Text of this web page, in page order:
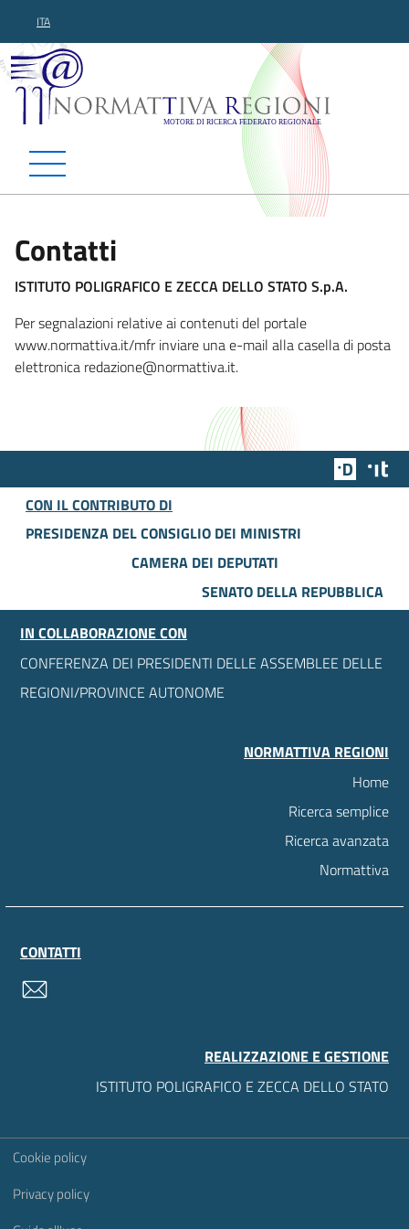
ITA
Normattiva Regioni -
Contatti
ISTITUTO POLIGRAFICO E ZECCA DELLO STATO S.p.A.
Per segnalazioni relative ai contenuti del portale
www.normattiva.it/mfr inviare una e-mail alla casella di posta
elettronica redazione@normattiva.it.
Team
CON IL CONTRIBUTO DI
PRESIDENZA DEL CONSIGLIO DEI MINISTRI
CAMERA DEI DEPUTATI
SENATO DELLA REPUBBLICA
IN COLLABORAZIONE CON
CONFERENZA DEI PRESIDENTI DELLE ASSEMBLEE DELLE
REGIONI/PROVINCE AUTONOME
NORMATTIVA REGIONI
Home
Ricerca semplice
Ricerca avanzata
Normattiva
CONTATTI
REALIZZAZIONE E GESTIONE
ISTITUTO POLIGRAFICO E ZECCA DELLO STATO
Sezione Link Utili
Cookie policy
Privacy policy